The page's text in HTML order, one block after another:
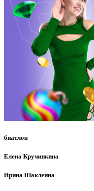
биатлон
Елена Кручинкина
Ирина Шаклеина